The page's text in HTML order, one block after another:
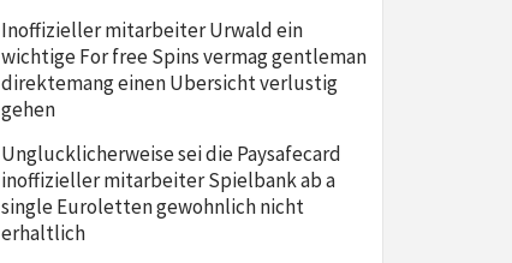
Inoffizieller mitarbeiter Urwald ein
wichtige For free Spins vermag gentleman
direktemang einen Ubersicht verlustig
gehen
Unglucklicherweise sei die Paysafecard
inoffizieller mitarbeiter Spielbank ab a
single Euroletten gewohnlich nicht
erhaltlich